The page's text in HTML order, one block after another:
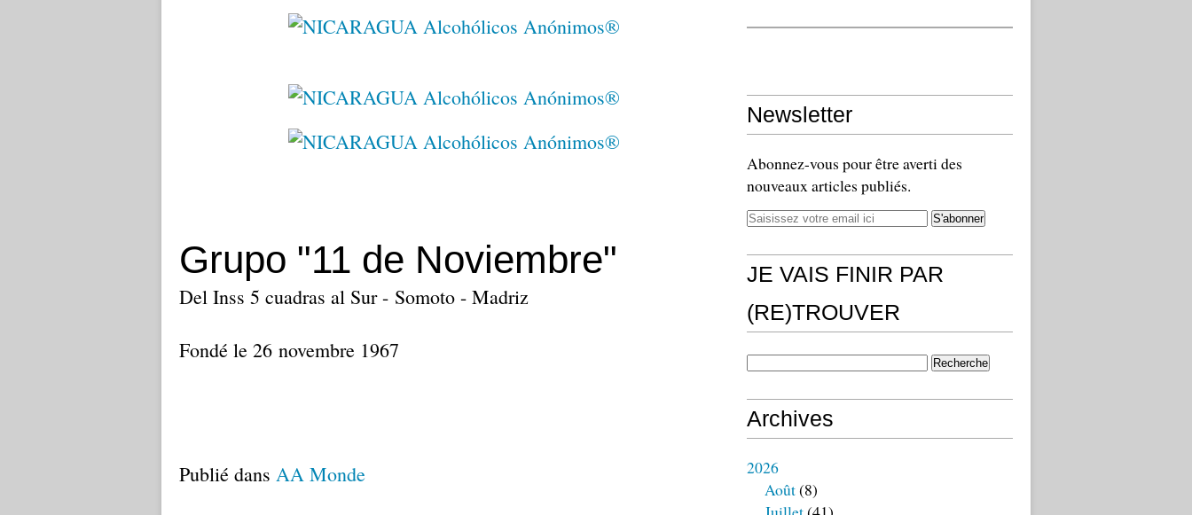
Grupo "11 de Noviembre"
Del Inss 5 cuadras al Sur - Somoto - Madriz
Fondé le 26 novembre 1967
Publié dans AA Monde
Newsletter
Abonnez-vous pour être averti des
nouveaux articles publiés.
JE VAIS FINIR PAR
(RE)TROUVER
Archives
2026
Août(8)